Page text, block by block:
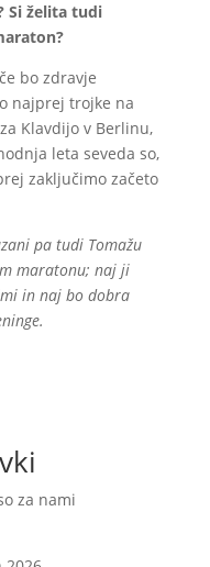
Si želita tudi
bo zdravje
najprej trojke na
Klavdijo v Berlinu,
leta seveda so,
zaključimo začeto
pa tudi Tomažu
maratonu; naj ji
in naj bo dobra
za nami